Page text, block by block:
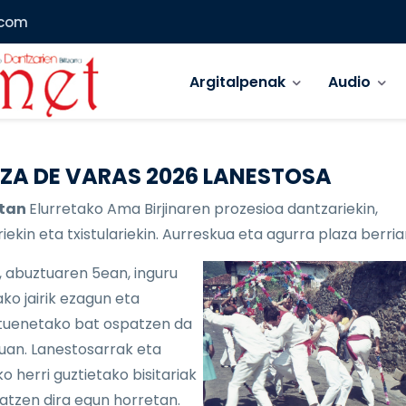
Argitalpenak Audio
DE VARAS 2026 LANESTOSA
Elurretako Ama Birjinaren prozesioa dantzariekin,
eta txistulariekin. Aurreskua eta agurra plaza
abuztuaren 5ean, inguru
jairik ezagun eta
bat ospatzen da
Lanestosarrak eta
herri guztietako bisitariak
dira egun horretan.